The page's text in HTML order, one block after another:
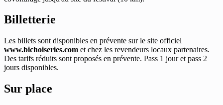
Billetterie
Les billets sont disponibles en prévente sur le site officiel
www.bichoiseries.com et chez les revendeurs locaux partenaires.
Des tarifs réduits sont proposés en prévente. Pass 1 jour et pass 2
jours disponibles.
Sur place